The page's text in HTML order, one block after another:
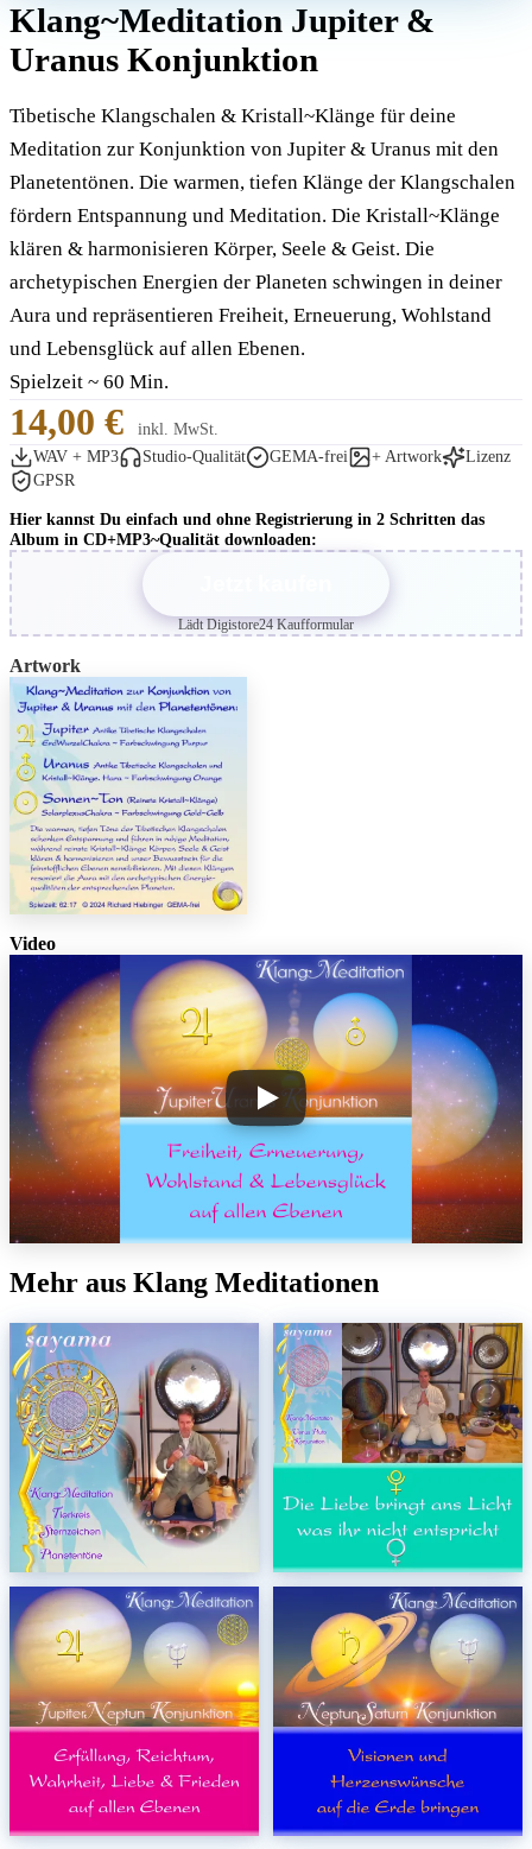
Klang~Meditation Jupiter &
Uranus Konjunktion
Tibetische Klangschalen & Kristall~Klänge für deine
Meditation zur Konjunktion von Jupiter & Uranus mit den
Planetentönen. Die warmen, tiefen Klänge der Klangschalen
fördern Entspannung und Meditation. Die Kristall~Klänge
klären & harmonisieren Körper, Seele & Geist. Die
archetypischen Energien der Planeten schwingen in deiner
Aura und repräsentieren Freiheit, Erneuerung, Wohlstand
und Lebensglück auf allen Ebenen.
Spielzeit ~ 60 Min.
14,00 €
inkl. MwSt.
WAV + MP3
Studio-Qualität GEMA-frei + Artwork
Lizenz
GPSR
Hier kannst Du einfach und ohne Registrierung in 2 Schritten das
Album in CD+MP3~Qualität downloaden:
Lädt Digistore24 Kaufformular
Artwork
Video
Mehr aus Klang Meditationen